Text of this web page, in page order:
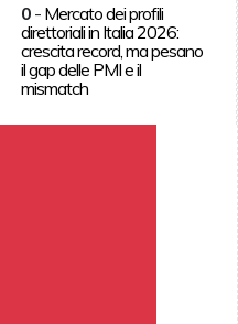
0 - Mercato dei profili
direttoriali in Italia 2026:
crescita record, ma pesano
il gap delle PMI e il
mismatch